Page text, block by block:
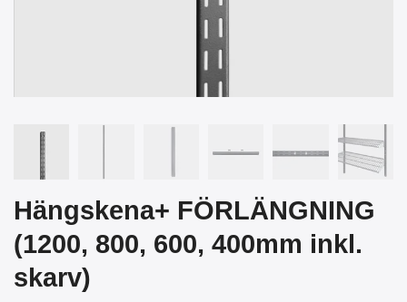
Hängskena+ FÖRLÄNGNING
(1200, 800, 600, 400mm inkl.
skarv)